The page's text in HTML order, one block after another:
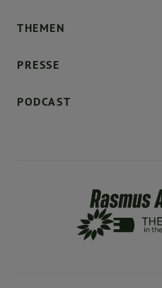
THEMEN
PRESSE
PODCAST